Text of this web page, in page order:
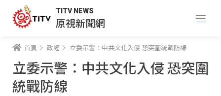
TITV NEWS
原視新聞網
首頁 政經 立委示警：中共文化入侵 恐突圍統戰防線
立委示警：中共文化入侵 恐突圍
統戰防線